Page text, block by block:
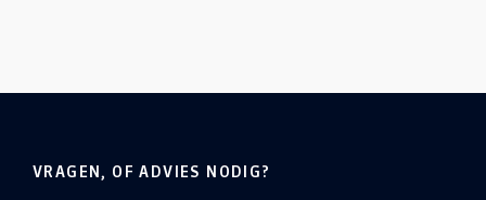
VRAGEN, OF ADVIES NODIG?